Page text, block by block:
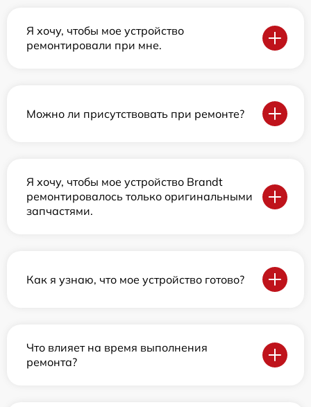
Я хочу, чтобы мое устройство
ремонтировали при мне.
Можно ли присутствовать при ремонте?
Я хочу, чтобы мое устройство Brandt
ремонтировалось только оригинальными
запчастями.
Как я узнаю, что мое устройство готово?
Что влияет на время выполнения
ремонта?